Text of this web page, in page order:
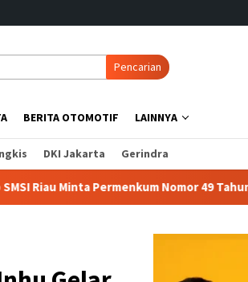
Pencarian
BERITA OTOMOTIF LAINNYA
DKI Jakarta Gerindra
Permenkum Nomor 49 Tahun 2025